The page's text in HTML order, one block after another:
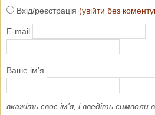
Вхід/реєстрація (увійти без
E-mail
Ваше ім'я
вкажіть своє ім'я, і введіть символи